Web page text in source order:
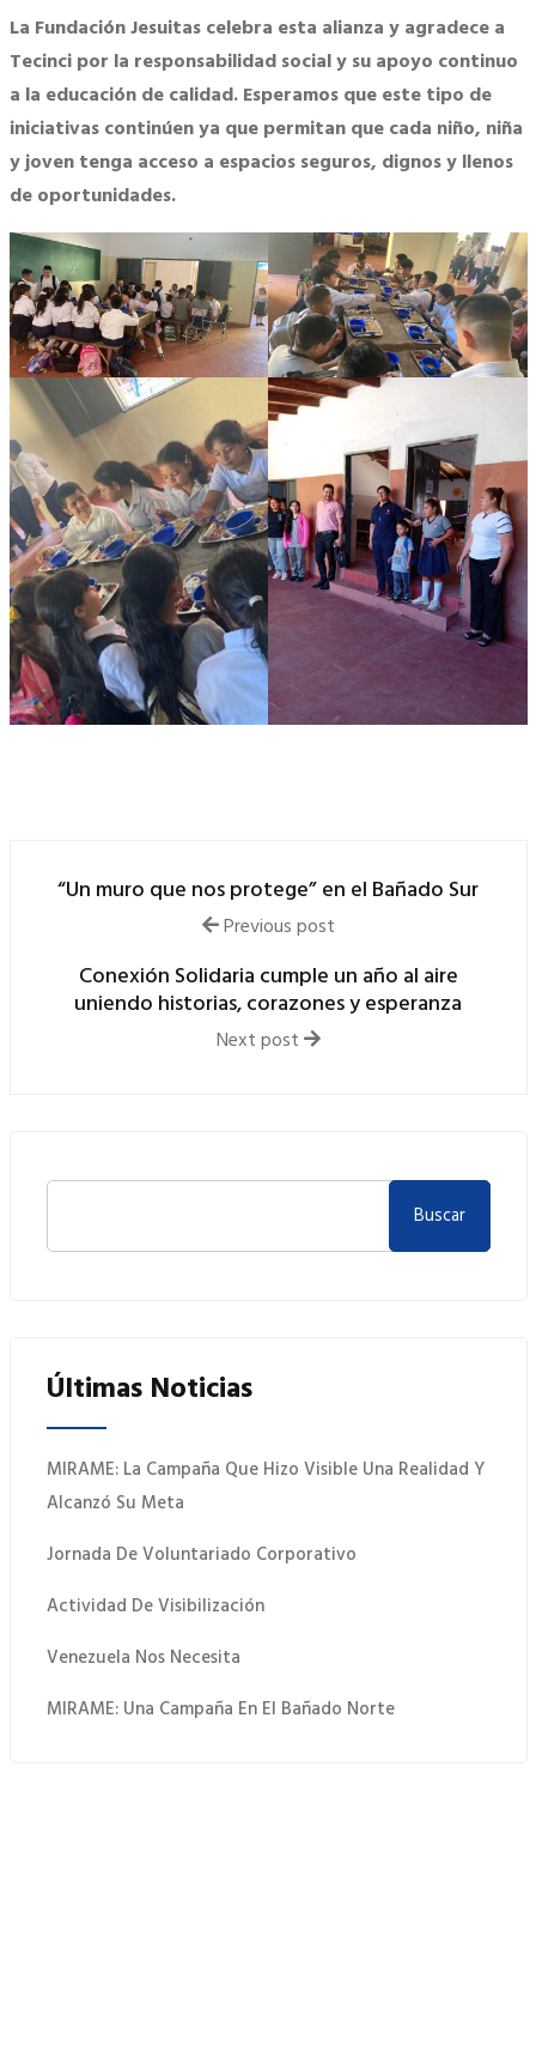
La Fundación Jesuitas celebra esta alianza y agradece a
Tecinci por la responsabilidad social y su apoyo continuo
a la educación de calidad. Esperamos que este tipo de
iniciativas continúen ya que permitan que cada niño, niña
y joven tenga acceso a espacios seguros, dignos y llenos
de oportunidades.
“Un muro que nos protege” en el Bañado Sur
Previous post
Conexión Solidaria cumple un año al aire
uniendo historias, corazones y esperanza
Next post
Buscar
Últimas Noticias
MIRAME: La Campaña Que Hizo Visible Una Realidad Y
Alcanzó Su Meta
Jornada De Voluntariado Corporativo
Actividad De Visibilización
Venezuela Nos Necesita
MIRAME: Una Campaña En El Bañado Norte